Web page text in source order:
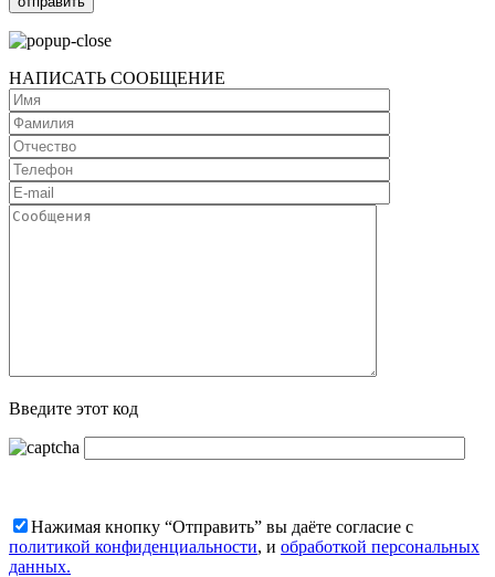
НАПИСАТЬ СООБЩЕНИЕ
Введите этот код
Нажимая кнопку “Отправить” вы даёте согласие с
политикой конфиденциальности, и обработкой персональных
данных.